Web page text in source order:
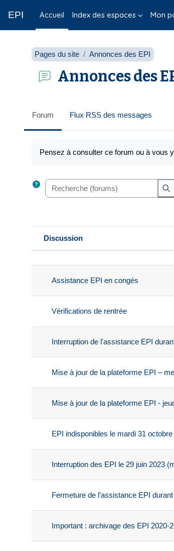
EPI Accueil Index des espaces Mon
Pages du site
Annonces des EPI
Annonces des
Forum Flux RSS des messages
Pensez à consulter ce forum ou à vous
Recherche (forums)
Statut
Discussion
Assistance EPI en congés
Vérifications de rentrée
Interruption de l'assistance EPI
Mise à jour de la plateforme EPI –
Mise à jour de la plateforme EPI -
EPI indisponibles le mardi 31
Interruption des EPI le 29 juin 2023
Fermeture de l’assistance EPI
Important : archivage des EPI 2020-